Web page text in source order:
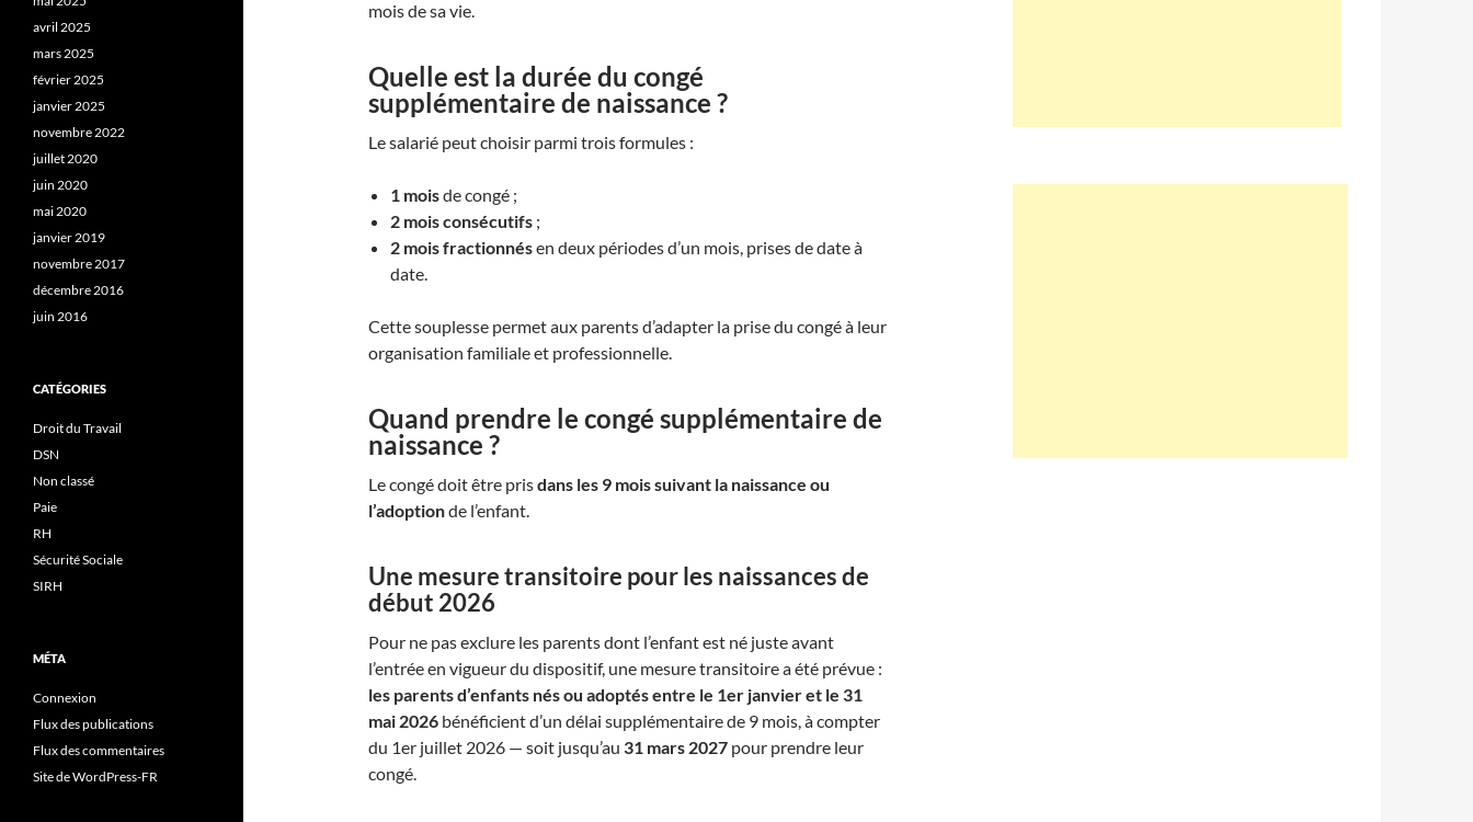
mois de sa vie.
Quelle est la durée du congé
supplémentaire de naissance ?
Le salarié peut choisir parmi trois formules :
1 moisde congé ;
2 mois consécutifs ;
2 mois fractionnésen deux périodes d’un mois, prises de date à
date.
Cette souplesse permet aux parents d’adapter la prise du congé à leur
organisation familiale et professionnelle.
Quand prendre le congé supplémentaire de
naissance ?
Le congé doit être prisdans les 9 mois suivant la naissance ou
l’adoptionde l’enfant.
Une mesure transitoire pour les naissances de
début 2026
Pour ne pas exclure les parents dont l’enfant est né juste avant
l’entrée en vigueur du dispositif, une mesure transitoire a été prévue :
les parents d’enfants nés ou adoptés entre le 1er janvier et le 31
mai 2026 bénéficient d’un délai supplémentaire de 9 mois, à compter
du 1er juillet 2026 — soit jusqu’au 31 mars 2027 pour prendre leur
congé.
avril 2025
mars 2025
février 2025
janvier 2025
novembre 2022
juillet 2020
juin 2020
mai 2020
janvier 2019
novembre 2017
décembre 2016
juin 2016
CATÉGORIES
Droit du Travail
DSN
Non classé
Paie
RH
Sécurité Sociale
SIRH
MÉTA
Connexion
Flux des publications
Flux des commentaires
Site de WordPress-FR